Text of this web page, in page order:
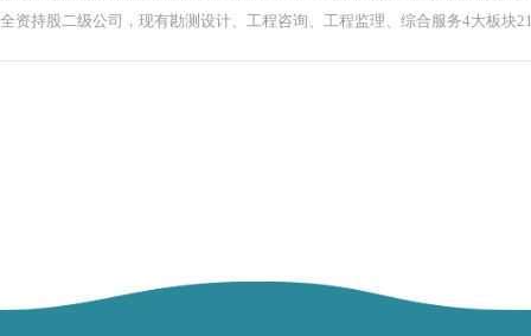
全资持股二级公司，现有勘测设计、工程咨询、工程监理、综合服务4大板块